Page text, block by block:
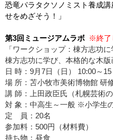
恐竜パラタクソノミスト養成
せをめざそう！」
第3回ミュージアムラボ ※終了
「ワークショップ：棟方志功に
棟方志功に学び、 本格的な木版
日 時：9月7日（日） 10:00～
場 所：苫小牧市美術博物館 研
講 師：上田政臣氏（札幌芸術
対 象：中高生～一般 ※小学生
定 員：20名
参加料：500円（材料費）
持ち物：昼食